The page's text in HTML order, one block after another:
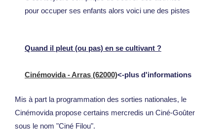
pour occuper ses enfants alors voici une des pistes
Quand il pleut (ou pas) en se cultivant ?
Cinémovida - Arras (62000)<-plus d'informations
Mis à part la programmation des sorties nationales, le
Cinémovida propose certains mercredis un Ciné-Goûter
sous le nom "Ciné Filou".